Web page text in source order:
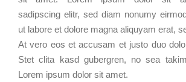
sadipscing elitr, sed diam nonumy
ut labore et dolore magna aliquyam erat,
At vero eos et accusam et justo duo
Stet clita kasd gubergren, no sea
Lorem ipsum dolor sit amet.